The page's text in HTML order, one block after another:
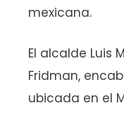
mexicana.
El alcalde Luis
Fridman,
ubicada en el